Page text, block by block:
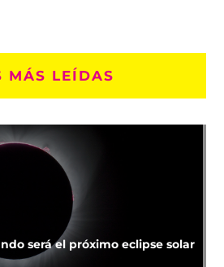
MÁS LEÍDAS
será el próximo eclipse solar